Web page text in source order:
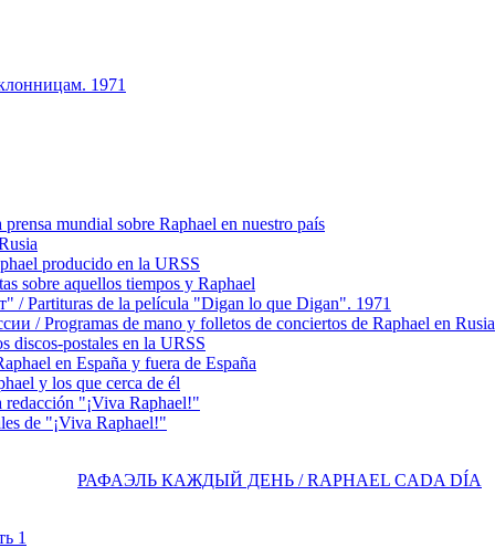
1971
mundial sobre Raphael en nuestro país
producido en la URSS
sobre aquellos tiempos y Raphael
/ Partituras de la película "Digan lo que Digan". 1971
/ Programas de mano y folletos de conciertos de Raphael en Rusia
discos-postales en la URSS
en España y fuera de España
y los que cerca de él
"¡Viva Raphael!"
de "¡Viva Raphael!"
РАФАЭЛЬ КАЖДЫЙ ДЕНЬ / RAPHAEL CADA DÍA
1